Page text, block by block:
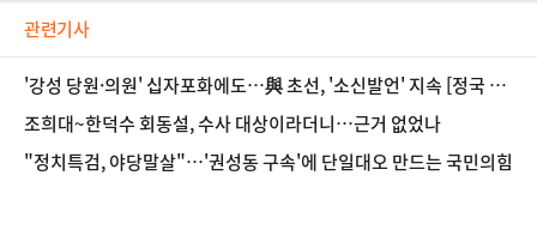
관련기사
'강성 당원·의원' 십자포화에도…與 초선, '소신발언' 지속 [정국 기
상대]
조희대~한덕수 회동설, 수사 대상이라더니…근거 없었나
"정치특검, 야당말살"…'권성동 구속'에 단일대오 만드는 국민의힘